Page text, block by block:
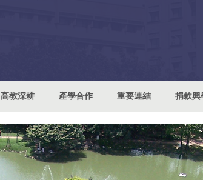
高教深耕 產學合作 重要連結 捐款興